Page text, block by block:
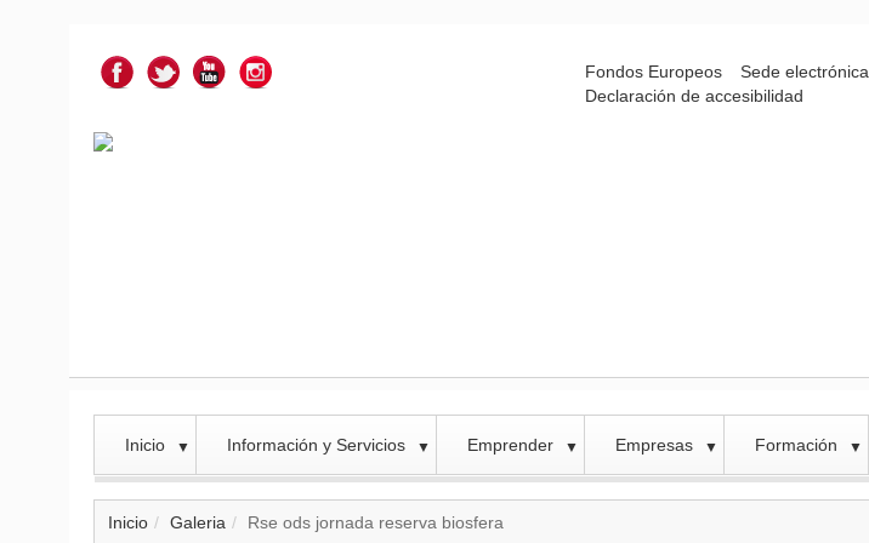
Fondos Europeos Sede electrónica
Declaración de accesibilidad
Inicio ▼ Información y Servicios ▼ Emprender ▼ Empresas ▼ Formación ▼
Inicio Galeria Rse ods jornada reserva biosfera